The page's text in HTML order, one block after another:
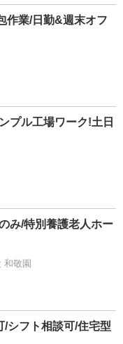
作業/日勤&週末オフ
プル工場ワーク!土日
み/特別養護老人ホー
和敬園
/シフト相談可/住宅型